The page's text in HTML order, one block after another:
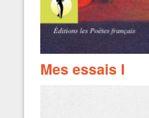
Mes essais I